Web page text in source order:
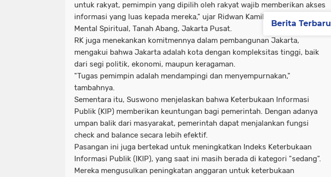
untuk rakyat, pemimpin yang dipilih oleh rakyat wajib memberikan akses
informasi yang luas kepada mereka," ujar Ridwan Kamil di Gedung Graha
Mental Spiritual, Tanah Abang, Jakarta Pusat.
RK juga menekankan komitmennya dalam pembangunan Jakarta,
mengakui bahwa Jakarta adalah kota dengan kompleksitas tinggi, baik
dari segi politik, ekonomi, maupun keragaman.
"Tugas pemimpin adalah mendampingi dan menyempurnakan,"
tambahnya.
Sementara itu, Suswono menjelaskan bahwa Keterbukaan Informasi
Publik (KIP) memberikan keuntungan bagi pemerintah. Dengan adanya
umpan balik dari masyarakat, pemerintah dapat menjalankan fungsi
check and balance secara lebih efektif.
Pasangan ini juga bertekad untuk meningkatkan Indeks Keterbukaan
Informasi Publik (IKIP), yang saat ini masih berada di kategori "sedang".
Mereka mengusulkan peningkatan anggaran untuk keterbukaan
Berita Terbaru